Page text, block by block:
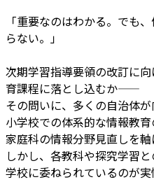
「重要なのはわかる。でも
らない。」
次期学習指導要領の改訂に
育課程に落とし込むか——
その問いに、多くの自治体が
小学校での体系的な情報教
家庭科の情報分野見直しを
しかし、各教科や探究学習
学校に委ねられているのが実